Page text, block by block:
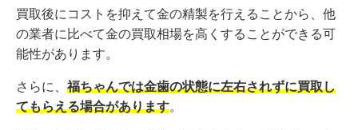
買取後にコストを抑えて金の精製を行えることから、他
の業者に比べて金の買取相場を高くすることができる可
能性があります。
さらに、 福ちゃんでは金歯の状態に左右されずに買取し
てもらえる場合があります。